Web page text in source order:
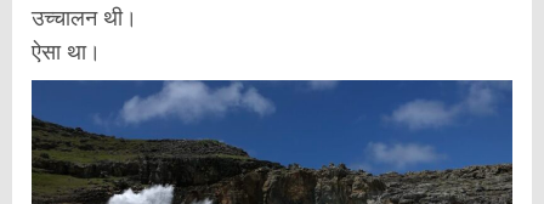
उच्चालन थी।
ऐसा था।